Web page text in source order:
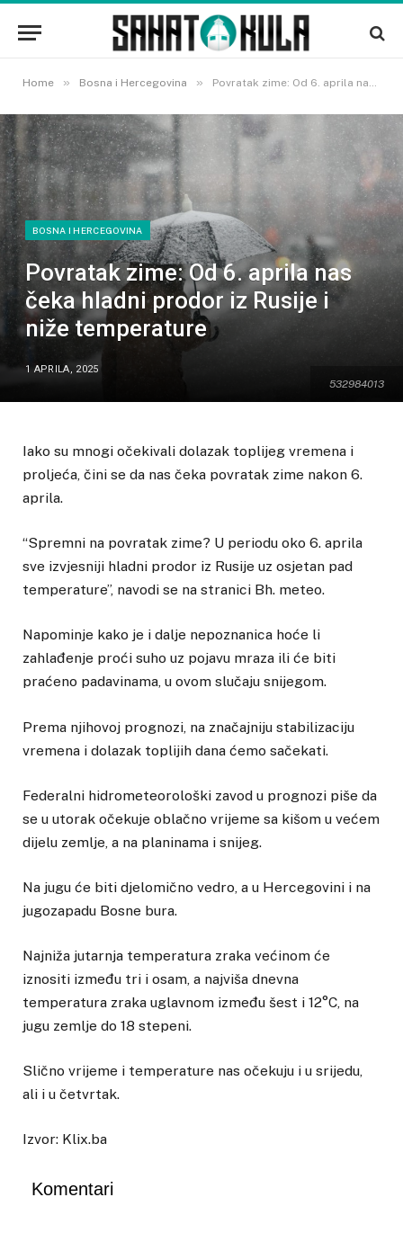
Home » Bosna i Hercegovina » Povratak zime: Od 6. aprila nas čeka hladni prodor iz Rusije i niže temperature
532984013
BOSNA I HERCEGOVINA
Povratak zime: Od 6. aprila nas
čeka hladni prodor iz Rusije i
niže temperature
1 APRILA, 2025
Iako su mnogi očekivali dolazak toplijeg vremena i
proljeća, čini se da nas čeka povratak zime nakon 6.
aprila.
“Spremni na povratak zime? U periodu oko 6. aprila
sve izvjesniji hladni prodor iz Rusije uz osjetan pad
temperature”, navodi se na stranici Bh. meteo.
Napominje kako je i dalje nepoznanica hoće li
zahlađenje proći suho uz pojavu mraza ili će biti
praćeno padavinama, u ovom slučaju snijegom.
Prema njihovoj prognozi, na značajniju stabilizaciju
vremena i dolazak toplijih dana ćemo sačekati.
Federalni hidrometeorološki zavod u prognozi piše da
se u utorak očekuje oblačno vrijeme sa kišom u većem
dijelu zemlje, a na planinama i snijeg.
Na jugu će biti djelomično vedro, a u Hercegovini i na
jugozapadu Bosne bura.
Najniža jutarnja temperatura zraka većinom će
iznositi između tri i osam, a najviša dnevna
temperatura zraka uglavnom između šest i 12°C, na
jugu zemlje do 18 stepeni.
Slično vrijeme i temperature nas očekuju i u srijedu,
ali i u četvrtak.
Izvor: Klix.ba
Komentari